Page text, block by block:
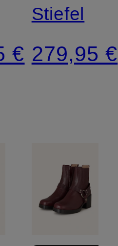
€
Stiefel
279,95 €